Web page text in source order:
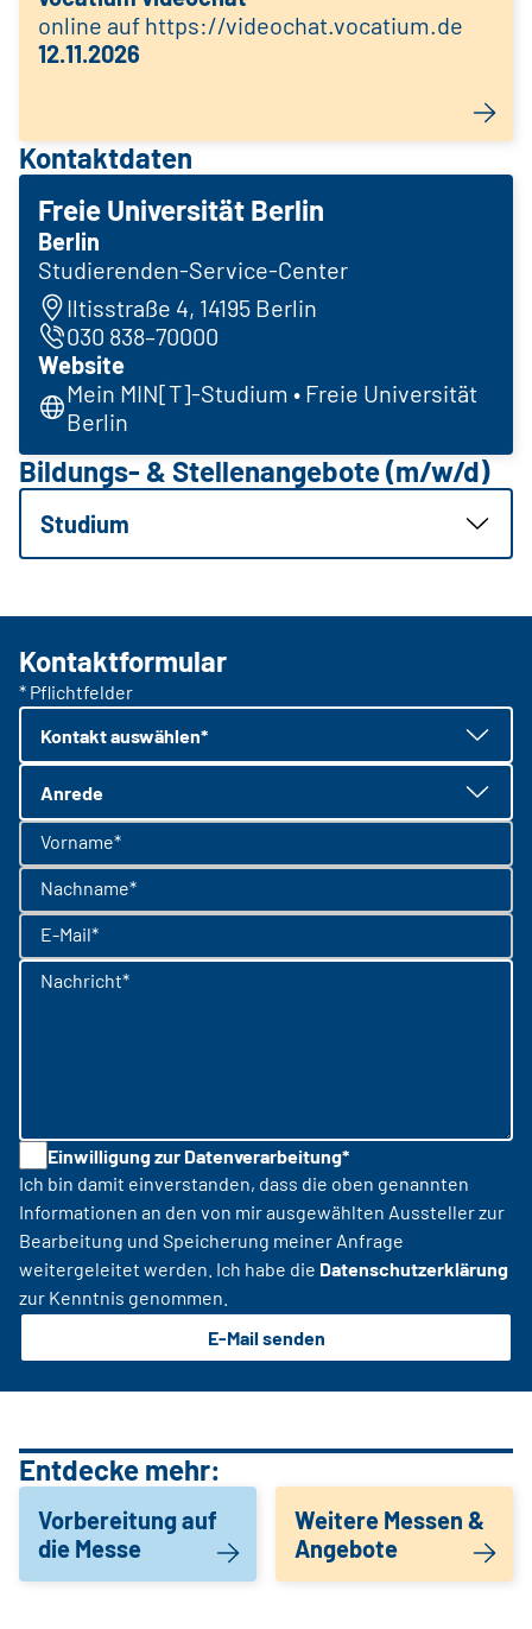
online auf https://videochat.vocatium.de
12.11.2026
Kontaktdaten
Freie Universität Berlin
Berlin
Studierenden-Service-Center
Iltisstraße 4, 14195 Berlin
030 838–70000
Website
Mein MIN[T]-Studium • Freie Universität
Berlin
Bildungs- & Stellenangebote (m/w/d)
Studium
Kontaktformular
* Pflichtfelder
Kontakt auswählen*
Anrede
Vorname*
Nachname*
E-Mail*
Nachricht*
Einwilligung zur Datenverarbeitung*
Ich bin damit einverstanden, dass die oben genannten
Informationen an den von mir ausgewählten Aussteller zur
Bearbeitung und Speicherung meiner Anfrage
weitergeleitet werden. Ich habe die Datenschutzerklärung
zur Kenntnis genommen.
E-Mail senden
Entdecke mehr:
Vorbereitung auf
die Messe
Weitere Messen &
Angebote